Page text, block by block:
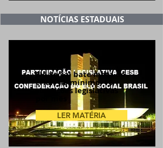
NOTÍCIAS ESTADUAIS
Elo Social bate meta de
criar, no mínimo, 10
sugestões legislativas
LER MATÉRIA